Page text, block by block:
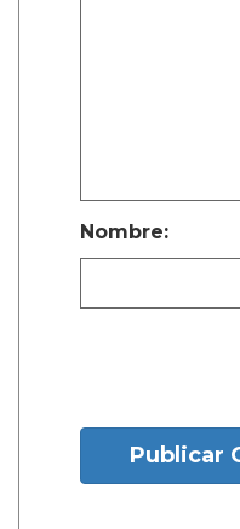
Nombre:
Publicar